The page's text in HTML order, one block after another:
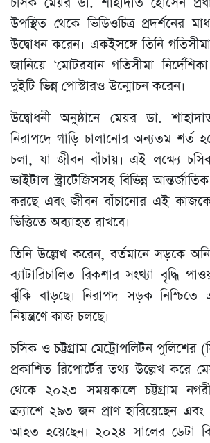
উপস্থিত থেকে ভিডিওচিত্র প্রদর্শনের
উদ্বোধন করেন। একইসঙ্গে তিনি
জানিয়ে ‘মোটরযান গতিসীমা
দুইটি ভিন্ন পোস্টারও উন্মোচন করেন।
উদ্বোধনী অনুষ্ঠানে মেয়র ডা.
নিরাপদে গাড়ি চালানোর অন্যতম শর্ত
চলা, যা জীবন বাঁচায়। এই লক্ষ্যে
ভাইটাল স্ট্রাটেজিসসহ বিভিন্ন
করছে এবং জীবন বাঁচানোর এই কাজকে
ভিত্তিতে অব্যাহত রাখবে।
তিনি উল্লেখ করেন, বর্তমানে সড়কে
ব্যাটারিচালিত রিকশার সংখ্যা বৃদ্ধি
ঝুঁকি বাড়ছে। নিরাপদ সড়ক নিশ্চিতে
নিয়ন্ত্রণে কাজ চলছে।
চসিক ও চট্টগ্রাম মেট্রোপলিটন পুলিশের
প্রকাশিত রিপোর্টের তথ্য উল্লেখ করে
থেকে ২০২৩ সময়কালে চট্টগ্রাম
ক্র্যাশে ২৯৩ জন প্রাণ হারিয়েছেন
আহত হয়েছেন। ২০২৪ সালের ডেটা